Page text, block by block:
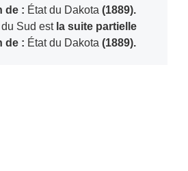
de : État du Dakota (1889).
Sud estla suite partielle
de : État du Dakota (1889).